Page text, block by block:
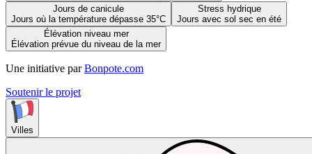
Jours de canicule
Jours où la température dépasse 35°C
Stress hydrique
Jours avec sol sec en été
Élévation niveau mer
Élévation prévue du niveau de la mer
Une initiative par Bonpote.com
Soutenir le projet
Villes